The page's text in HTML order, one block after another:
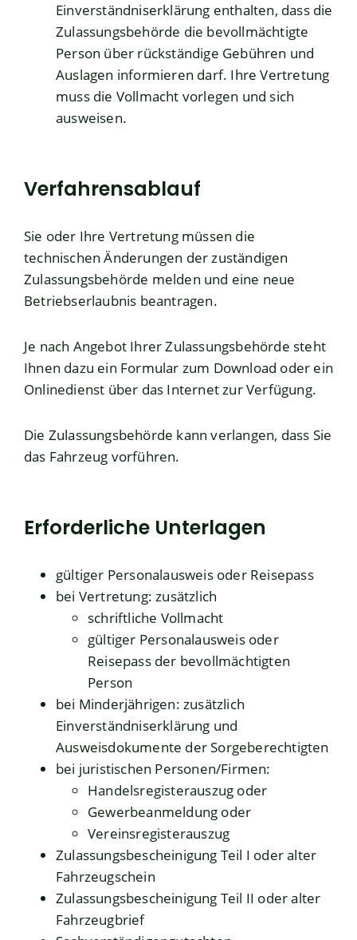
Einverständniserklärung enthalten, dass die
Zulassungsbehörde die bevollmächtigte
Person über rückständige Gebühren und
Auslagen informieren darf. Ihre Vertretung
muss die Vollmacht vorlegen und sich
ausweisen.
Verfahrensablauf
Sie oder Ihre Vertretung müssen die
technischen Änderungen der zuständigen
Zulassungsbehörde melden und eine neue
Betriebserlaubnis beantragen.
Je nach Angebot Ihrer Zulassungsbehörde steht
Ihnen dazu ein Formular zum Download oder ein
Onlinedienst über das Internet zur Verfügung.
Die Zulassungsbehörde kann verlangen, dass Sie
das Fahrzeug vorführen.
Erforderliche Unterlagen
gültiger Personalausweis oder Reisepass
bei Vertretung: zusätzlich
schriftliche Vollmacht
gültiger Personalausweis oder
Reisepass der bevollmächtigten
Person
bei Minderjährigen: zusätzlich
Einverständniserklärung und
Ausweisdokumente der Sorgeberechtigten
bei juristischen Personen/Firmen:
Handelsregisterauszug oder
Gewerbeanmeldung oder
Vereinsregisterauszug
Zulassungsbescheinigung Teil I oder alter
Fahrzeugschein
Zulassungsbescheinigung Teil II oder alter
Fahrzeugbrief